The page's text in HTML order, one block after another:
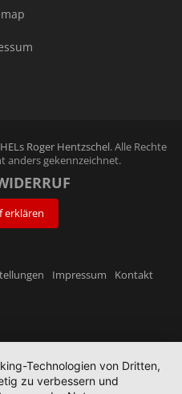
Roger Hentzschel. Alle Rechte
anders gekennzeichnet.
erklären
Impressum Kontakt
Technologien von Dritten,
zu verbessern und